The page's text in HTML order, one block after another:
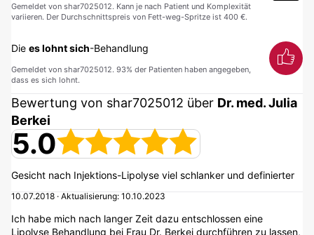
Gemeldet von shar7025012. Kann je nach Patient und Komplexität
variieren. Der Durchschnittspreis von Fett-weg-Spritze ist 400 €.
Die es lohnt sich-Behandlung
Gemeldet von shar7025012. 93% der Patienten haben angegeben,
dass es sich lohnt.
Bewertung von shar7025012 über Dr. med. Julia
Berkei
5.0
Gesicht nach Injektions-Lipolyse viel schlanker und definierter
10.07.2018 · Aktualisierung: 10.10.2023
Ich habe mich nach langer Zeit dazu entschlossen eine
Lipolyse Behandlung bei Frau Dr. Berkei durchführen zu lassen,